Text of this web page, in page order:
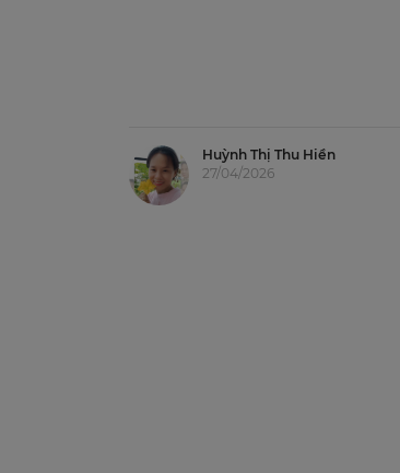
Huỳnh Thị Thu Hiền
27/04/2026